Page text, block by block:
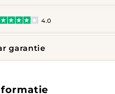
4.0
garantie